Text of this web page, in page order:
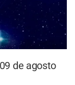
de agosto